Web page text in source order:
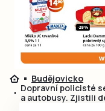
Ještě
Budějovicko
Dopravní policisté
a autobusy. Zjistili